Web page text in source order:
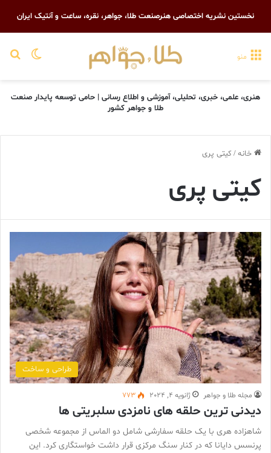
نخستین نشریه اختصاصی هنرصنعت طلا، جواهر، نقره، ساعت و آنتیک ایران
تغییر منو
هنری، علمی، خبری، تحلیلی، آموزشی و اطلاع رسانی | حامی توسعه پایدار صنعت
طلا و جواهر کشور
خانه/ کیتی پری
کیتی پری
طراحی و ساخت
مجله طلا و جواهر ژانویه 4, 2024 773
دیدنی ترین حلقه های نامزدی سلبریتی ها
شاهزاده هری با یک حلقه سفارشی شامل دو الماس از مجموعه شخصی
پرنسس دایانا که در کنار سنگ مرکزی قرار داشت خواستگاری کرد. این